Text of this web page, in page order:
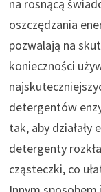
na rosnącą
oszczędzania
pozwalają na
konieczności
detergentów
tak, aby
detergenty
cząsteczki, co